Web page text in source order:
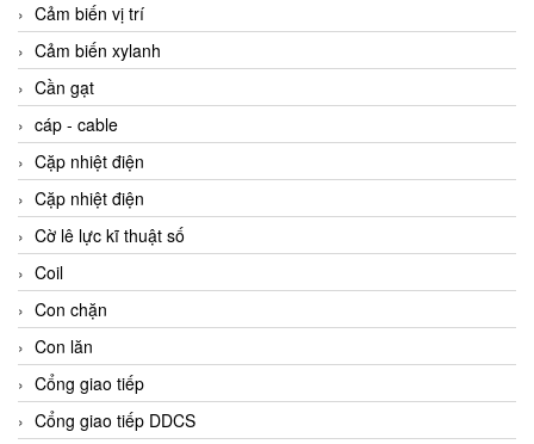
Cảm biến vị trí
Cảm biến xylanh
Cần gạt
cáp - cable
Cặp nhiệt điện
Cặp nhiệt điện
Cờ lê lực kĩ thuật số
Coil
Con chặn
Con lăn
Cổng giao tiếp
Cổng giao tiếp DDCS